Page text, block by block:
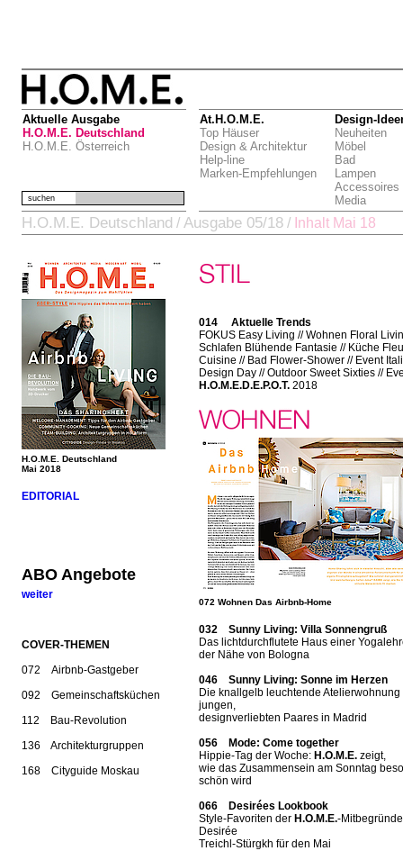
Aktuelle Ausgabe
H.O.M.E. Deutschland
H.O.M.E. Österreich
At.H.O.M.E.
Top Häuser
Design & Architektur
Help-line
Marken-Empfehlungen
Design-
Neuheiten
Möbel
Bad
Lampen
Accessoires
Media
suchen
H.O.M.E. Deutschland / Ausgabe 05/18 / Inhalt Mai 18
H.O.M.E. Deutschland
Mai 2018
EDITORIAL
ABO Angebote
weiter
COVER-THEMEN
072 Airbnb-Gastgeber
092 Gemeinschaftsküchen
112 Bau-Revolution
136 Architekturgruppen
168 Cityguide Moskau
014 Aktuelle Trends
FOKUS Easy Living // Wohnen Floral
Schlafen Blühende Fantasie // Küche
Cuisine // Bad Flower-Shower // Event
Design Day // Outdoor Sweet Sixties //
H.O.M.E.D.E.P.O.T. 2018
072 Wohnen Das Airbnb-Home
032 Sunny Living: Villa Sonnengruß
Das lichtdurchflutete Haus einer
der Nähe von Bologna
046 Sunny Living: Sonne im Herzen
Die knallgelb leuchtende Atelierwohnung
jungen,
designverliebten Paares in Madrid
056 Mode: Come together
Hippie-Tag der Woche: H.O.M.E. zeigt,
wie das Zusammensein am Sonntag
schön wird
066 Desirées Lookbook
Style-Favoriten der H.O.M.E.-
Desirée
Treichl-Stürgkh für den Mai